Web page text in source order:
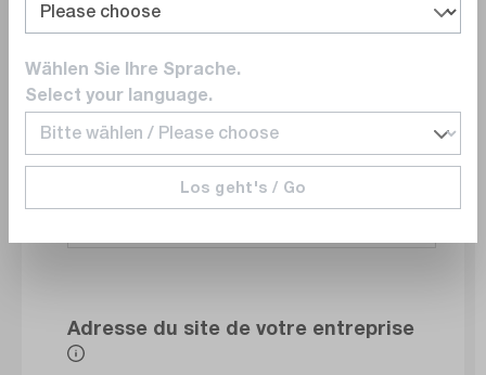
E-mail
Numéro de téléphone
Adresse du site de votre entreprise
Wählen Sie Ihre Sprache.
Select your language.
Los geht's / Go